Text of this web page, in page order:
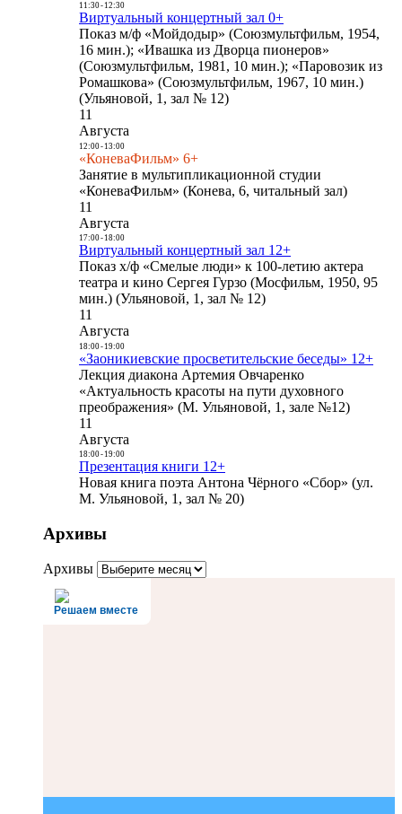
11:30- 12:30
Виртуальный концертный зал 0+
Показ м/ф «Мойдодыр» (Союзмультфильм, 1954,
16 мин.); «Ивашка из Дворца пионеров»
(Союзмультфильм, 1981, 10 мин.); «Паровозик из
Ромашкова» (Союзмультфильм, 1967, 10 мин.)
(Ульяновой, 1, зал № 12)
11
Августа
12:00- 13:00
«КоневаФильм» 6+
Занятие в мультипликационной студии
«КоневаФильм» (Конева, 6, читальный зал)
11
Августа
17:00- 18:00
Виртуальный концертный зал 12+
Показ х/ф «Смелые люди» к 100-летию актера
театра и кино Сергея Гурзо (Мосфильм, 1950, 95
мин.) (Ульяновой, 1, зал № 12)
11
Августа
18:00- 19:00
«Заоникиевские просветительские беседы» 12+
Лекция диакона Артемия Овчаренко
«Актуальность красоты на пути духовного
преображения» (М. Ульяновой, 1, зале №12)
11
Августа
18:00- 19:00
Презентация книги 12+
Новая книга поэта Антона Чёрного «Сбор» (ул.
М. Ульяновой, 1, зал № 20)
Архивы
Архивы
Решаем вместе